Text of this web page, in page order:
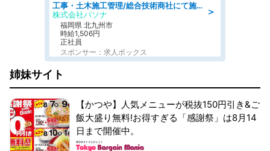
＞
工事・土木施工管理/総合技術商社にて施工管理のお仕事/即日勤務可/車通勤可/工事・土木施工管理/生産・品質管理
株式会社パソナ
福岡県 北九州市
時給1,506円
正社員
スポンサー：求人ボックス
姉妹サイト
【かつや】人気メニューが税抜150円引き&ご
飯大盛り無料!お得すぎる「感謝祭」は8月14
日まで開催中。